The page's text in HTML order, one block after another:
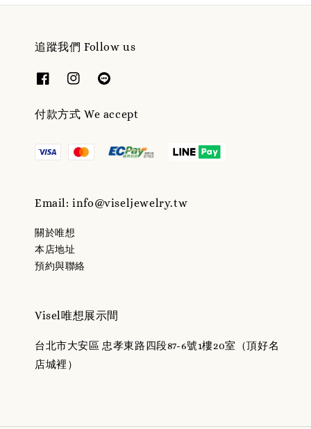
追蹤我們 Follow us
付款方式 We accept
Email: info@viseljewelry.tw
關於唯想
本店地址
預約與聯絡
Visel唯想展示間
台北市大安區 忠孝東路四段87-6號1樓20室（頂好名
店城裡）